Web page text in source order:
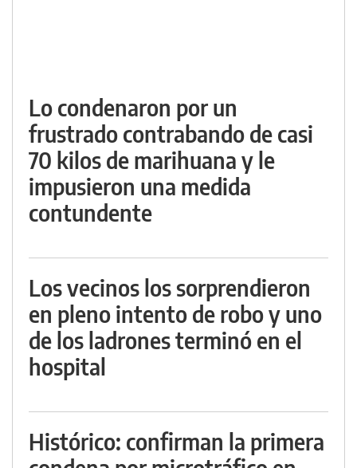
Lo condenaron por un
frustrado contrabando de casi
70 kilos de marihuana y le
impusieron una medida
contundente
Los vecinos los sorprendieron
en pleno intento de robo y uno
de los ladrones terminó en el
hospital
Histórico: confirman la primera